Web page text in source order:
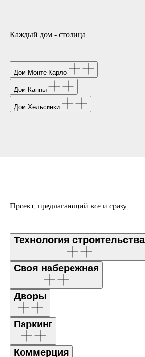
Каждый дом - столица
Дом Монте-Карло
Дом Канны
Дом Хельсинки
Проект, предлагающий все и сразу
Технология строительства
Своя набережная
Дворы
Паркинг
Коммерция